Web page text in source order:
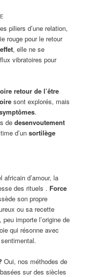
piliers d’une relation,
rouge pour le retour
, elle ne se
vibratoires pour
retour de l’être
sont explorés, mais
.
de desenvoutement
d’un sortilège
d’amour, la
des rituels . Force
son propre
ou sa recette
, peu importe l’origine de
qui résonne avec
Oui, nos méthodes de
sur des siècles